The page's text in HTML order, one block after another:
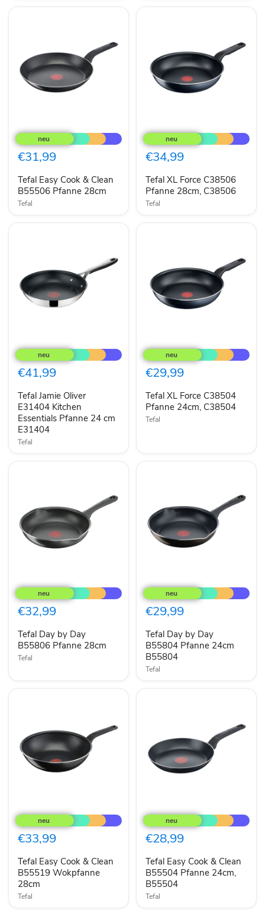
Easy
Cook
&
Clean
Pfanne
28cm
€31,99
Tefal Easy Cook & Clean
B55506 Pfanne 28cm
Tefal
XL
Force
C38506
Pfanne
C38506
€34,99
Tefal XL Force C38506
Pfanne 28cm, C38506
Tefal
Jamie
Oliver
E31404
Kitchen
Pfanne
24
cm
E31404
€41,99
Tefal Jamie Oliver
E31404 Kitchen
Essentials Pfanne 24 cm
E31404
Tefal
XL
Force
C38504
Pfanne
C38504
€29,99
Tefal XL Force C38504
Pfanne 24cm, C38504
Tefal
Day
by
Day
B55806
28cm
€32,99
Tefal Day by Day
B55806 Pfanne 28cm
Tefal
Day
by
Day
B55804
24cm
B55804
€29,99
Tefal Day by Day
B55804 Pfanne 24cm
B55804
Tefal
Easy
Cook
&
Clean
Wokpfanne
28cm
€33,99
Tefal Easy Cook & Clean
B55519 Wokpfanne
28cm
Tefal
Easy
Cook
&
Clean
Pfanne
24cm,
B55504
€28,99
Tefal Easy Cook & Clean
B55504 Pfanne 24cm,
B55504
Tefal